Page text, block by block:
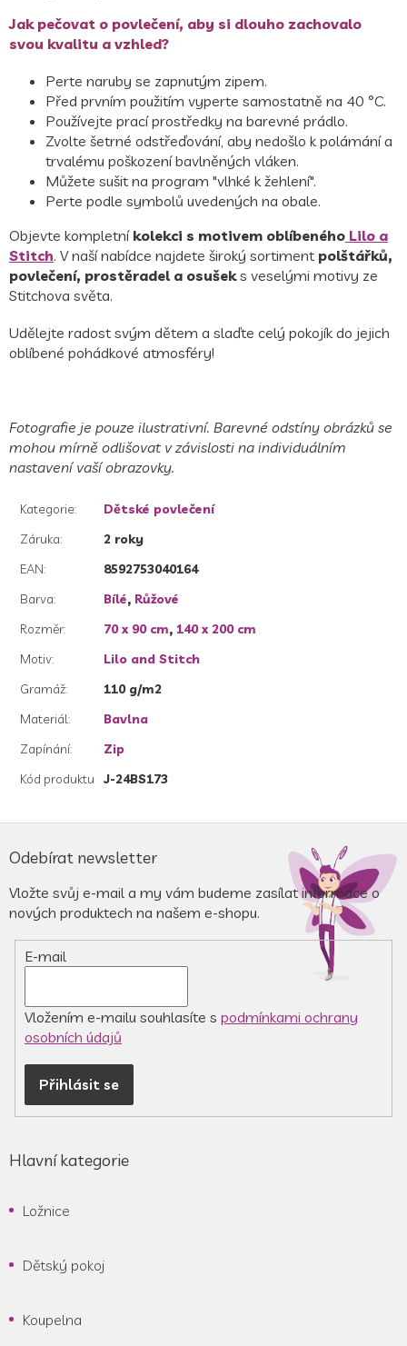
Jak pečovat o povlečení, aby si dlouho zachovalo
svou kvalitu a vzhled?
Perte naruby se zapnutým zipem.
Před prvním použitím vyperte samostatně na 40 °C.
Používejte prací prostředky na barevné prádlo.
Zvolte šetrné odstřeďování, aby nedošlo k polámání a
trvalému poškození bavlněných vláken.
Můžete sušit na program "vlhké k žehlení".
Perte podle symbolů uvedených na obale.
Objevte kompletníkolekci s motivem oblíbeného Lilo a
Stitch. V naší nabídce najdete široký sortimentpolštářků,
povlečení, prostěradel a osušeks veselými motivy ze
Stitchova světa.
Udělejte radost svým dětem a slaďte celý pokojík do jejich
oblíbené pohádkové atmosféry!
Fotografie je pouze ilustrativní. Barevné odstíny obrázků se
mohou mírně odlišovat v závislosti na individuálním
nastavení vaší obrazovky.
Kategorie:
Dětské povlečení
Záruka:
2 roky
EAN:
8592753040164
Barva: Bílé, Růžové
Rozměr: 70 x 90 cm, 140 x 200 cm
Motiv:
Lilo and Stitch
Gramáž:
110 g/m2
Materiál:
Bavlna
Zapínání:
Zip
Kód produktu
J-24BS173
á
a
Odebírat newsletter
Vložte svůj e-mail a my vám budeme zasílat informace o
nových produktech na našem e-shopu.
E-mail
Vložením e-mailu souhlasíte s podmínkami ochrany
osobních údajů
Přihlásit se
Hlavní kategorie
Ložnice
Dětský pokoj
Koupelna